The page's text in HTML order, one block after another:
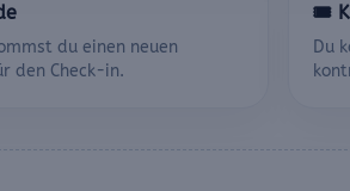
du einen neuen
den Check-in.
🎟️
Du